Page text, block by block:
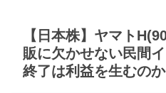
【日本株】ヤマト
販に欠かせない民間
終了は利益を生むのか